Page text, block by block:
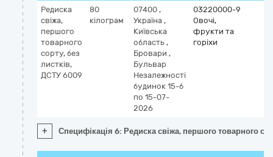
Редиска
свіжа,
першого
товарного
сорту, без
листків,
ДСТУ 6009
80
кілограм
07400 ,
Україна ,
Київська
область ,
Бровари ,
Бульвар
Незалежності
будинок 15-б
по 15-07-
2026
03220000-9
Овочі,
фрукти та
горіхи
+ Специфікація 6: Редиска свіжа, першого товарного